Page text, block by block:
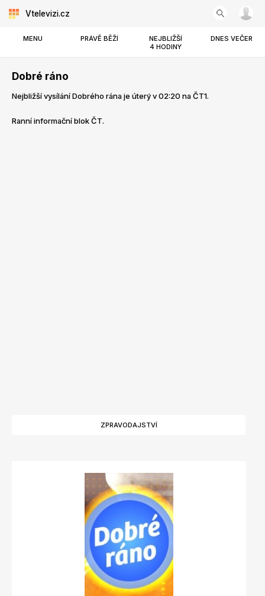
Vtelevizi.cz
MENU PRÁVĚ BĚŽÍ
NEJBLIŽŠÍ
4 HODINY
DNES VEČER
Dobré ráno
Nejbližší vysílání Dobrého rána je úterý v 02:20 na ČT1.
Ranní informační blok ČT.
ZPRAVODAJSTVÍ